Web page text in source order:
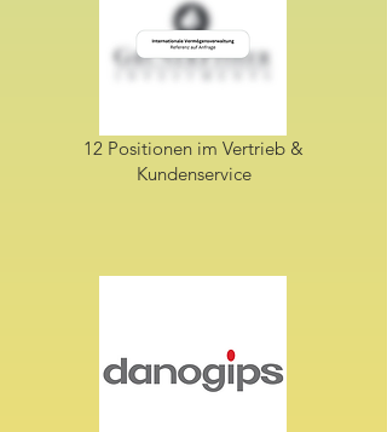
12 Positionen im Vertrieb &
Kundenservice